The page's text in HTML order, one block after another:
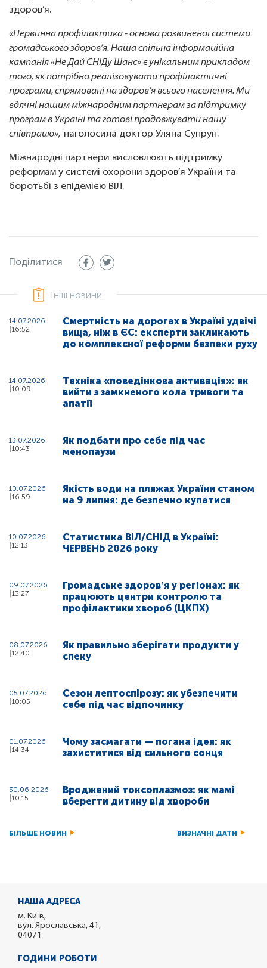
здоров’я.
«Первинна профілактика - основа розвиненої системи
громадського здоров’я. Наша спільна інформаційна
кампанія «Не Дай СНІДу Шанс» є унікальним прикладом
того, як потрібно реалізовувати профілактичні
програми, спрямовані на здоров’я всього населення. Ми
вдячні нашим міжнародним партнерам за підтримку
програм в Україні та готові продовжувати нашу
співпрацю», наголосила доктор Уляна Супрун.
Міжнародні партнери висловлюють підтримку
реформам у системі охорони здоров’я України та
боротьбі з епідемією ВІЛ.
Поділитися
Інші новини
14.07.2026
16:52
Смертність на дорогах в Україні удвічі
вища, ніж в ЄС: експерти закликають
до комплексної реформи безпеки руху
14.07.2026
10:09
Техніка «поведінкова активація»: як
вийти з замкненого кола тривоги та
апатії
13.07.2026
10:43
Як подбати про себе під час
менопаузи
10.07.2026
16:59
Якість води на пляжах України станом
на 9 липня: де безпечно купатися
10.07.2026
12:13
Статистика ВІЛ/СНІД в Україні:
ЧЕРВЕНЬ 2026 року
09.07.2026
13:27
Громадське здоровʼя у регіонах: як
працюють центри контролю та
профілактики хвороб (ЦКПХ)
08.07.2026
12:40
Як правильно зберігати продукти у
спеку
05.07.2026
10:05
Сезон лептоспірозу: як убезпечити
себе під час відпочинку
01.07.2026
14:34
Чому засмагати — погана ідея: як
захиститися від сильного сонця
30.06.2026
10:15
Вроджений токсоплазмоз: як мамі
вберегти дитину від хвороби
БІЛЬШЕ НОВИН ВИЗНАЧНІ ДАТИ
НАША АДРЕСА
м. Київ,
вул. Ярославська, 41,
04071
ГОДИНИ РОБОТИ